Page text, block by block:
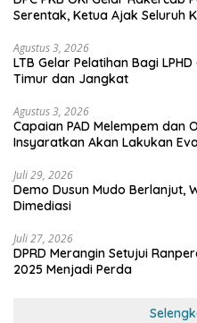
Serentak, Ketua Ajak Seluruh
Agustus 3, 2026
LTB Gelar Pelatihan Bagi
Timur dan Jangkat
Agustus 3, 2026
Capaian PAD Melempem dan
Insyaratkan Akan Lakukan
Juli 29, 2026
Demo Dusun Mudo Berlanjut,
Dimediasi
Juli 27, 2026
DPRD Merangin Setujui
2025 Menjadi Perda